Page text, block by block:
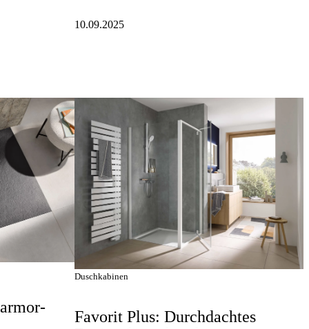
10.09.2025
Duschkabinen
Favorit Plus: Durchdachtes